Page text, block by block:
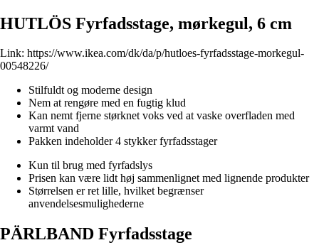
HUTLÖS Fyrfadsstage, mørkegul, 6 cm
Link: https://www.ikea.com/dk/da/p/hutloes-fyrfadsstage-morkegul-
00548226/
Stilfuldt og moderne design
Nem at rengøre med en fugtig klud
Kan nemt fjerne størknet voks ved at vaske overfladen med
varmt vand
Pakken indeholder 4 stykker fyrfadsstager
Kun til brug med fyrfadslys
Prisen kan være lidt høj sammenlignet med lignende produkter
Størrelsen er ret lille, hvilket begrænser
anvendelsesmulighederne
PÄRLBAND Fyrfadsstage